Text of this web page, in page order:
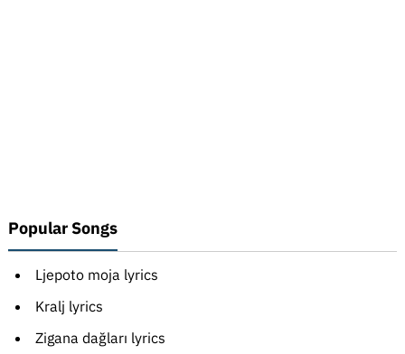
Popular Songs
Ljepoto moja lyrics
Kralj lyrics
Zigana dağları lyrics